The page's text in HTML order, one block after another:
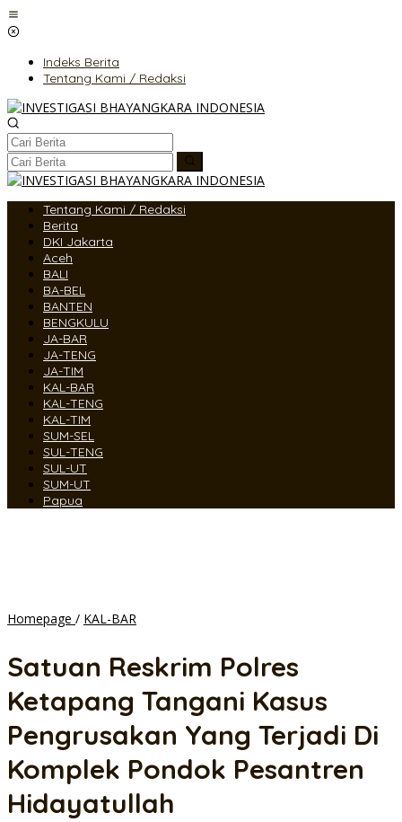
Lewati
ke
Indeks Berita
Tentang Kami / Redaksi
Tentang Kami / Redaksi
Berita
DKI Jakarta
Aceh
BALI
BA-BEL
BANTEN
BENGKULU
JA-BAR
JA-TENG
JA-TIM
KAL-BAR
KAL-TENG
KAL-TIM
SUM-SEL
SUL-TENG
SUL-UT
SUM-UT
Papua
Homepage / KAL-BAR
Ketapang
Kasus
Pengrusakan
Yang
Di
Pondok
Satuan Reskrim Polres
Ketapang Tangani Kasus
Pengrusakan Yang Terjadi Di
Komplek Pondok Pesantren
Hidayatullah